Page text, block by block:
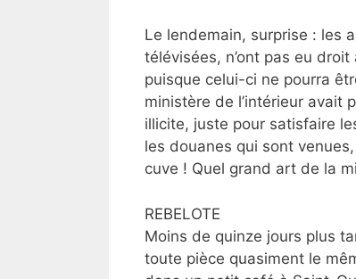
Le lendemain, surprise : les
télévisées, n’ont pas eu
puisque celui-ci ne pourra
ministère de l’intérieur avait
illicite, juste pour satisfaire
les douanes qui sont
cuve ! Quel grand art de la
REBELOTE
Moins de quinze jours plus
toute pièce quasiment le